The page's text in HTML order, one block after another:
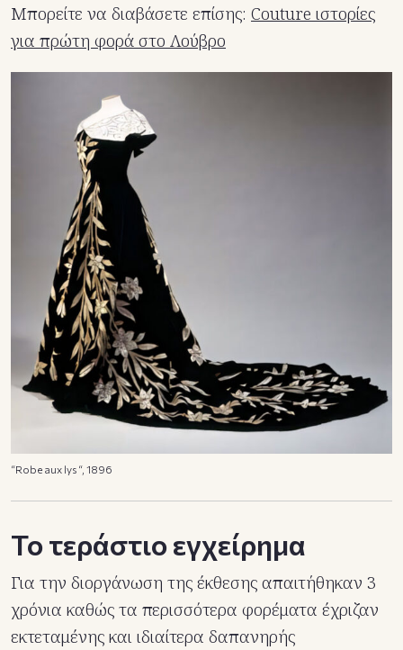
Μπορείτε να διαβάσετε επίσης: Couture ιστορίες
για πρώτη φορά στο Λούβρο
“Robe aux lys “, 1896
Το τεράστιο εγχείρημα
Για την διοργάνωση της έκθεσης απαιτήθηκαν 3
χρόνια καθώς τα περισσότερα φορέματα έχριζαν
εκτεταμένης και ιδιαίτερα δαπανηρής